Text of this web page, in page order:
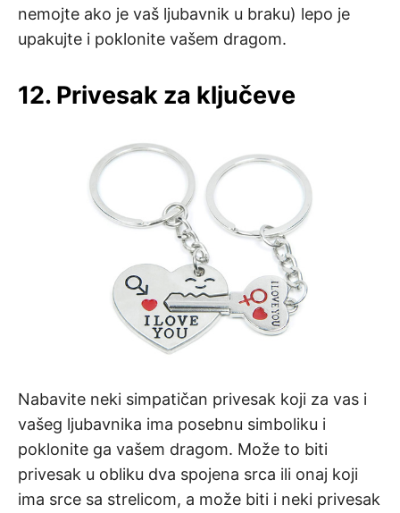
nemojte ako je vaš ljubavnik u braku) lepo je
upakujte i poklonite vašem dragom.
12. Privesak za ključeve
Nabavite neki simpatičan privesak koji za vas i
vašeg ljubavnika ima posebnu simboliku i
poklonite ga vašem dragom. Može to biti
privesak u obliku dva spojena srca ili onaj koji
ima srce sa strelicom, a može biti i neki privesak